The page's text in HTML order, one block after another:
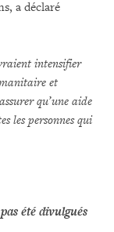
a déclaré
intensifier
et
qu’une aide
les personnes qui
été divulgués